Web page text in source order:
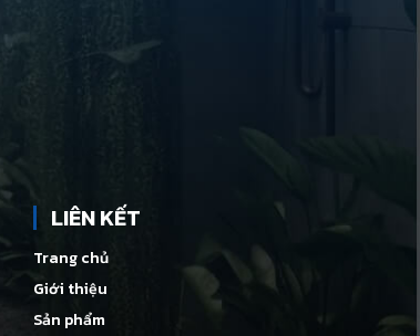
LIÊN KẾT
Trang chủ
Giới thiệu
Sản phẩm